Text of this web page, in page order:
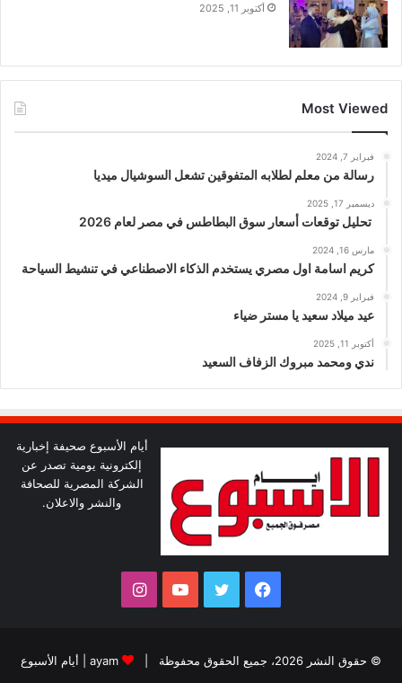
أكتوبر 11, 2025
Most Viewed
فبراير 7, 2024
رسالة من معلم لطلابه المتفوقين تشعل السوشيال ميديا
ديسمبر 17, 2025
تحليل توقعات أسعار سوق البطاطس في مصر لعام 2026
مارس 16, 2024
كريم اسامة اول مصري يستخدم الذكاء الاصطناعي في تنشيط السياحة
فبراير 9, 2024
عيد ميلاد سعيد يا مستر ضياء
أكتوبر 11, 2025
ندي ومحمد مبروك الزفاف السعيد
أيام الأسبوع صحيفة إخبارية
إلكترونية يومية تصدر عن
الشركة المصرية للصحافة
والنشر والاعلان.
فيسبوك تويتر يوتيوبانستقرام
© حقوق النشر 2026، جميع الحقوق محفوظة | ayam
أيام الأسبوع